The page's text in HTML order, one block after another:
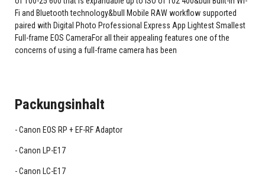
Fi and Bluetooth technology&bull Mobile RAW workflow supported
paired with Digital Photo Professional Express App Lightest Smallest
Full-frame EOS CameraFor all their appealing features one of the
concerns of using a full-frame camera has been
Packungsinhalt
Canon EOS RP + EF-RF Adaptor
Canon LP-E17
Canon LC-E17